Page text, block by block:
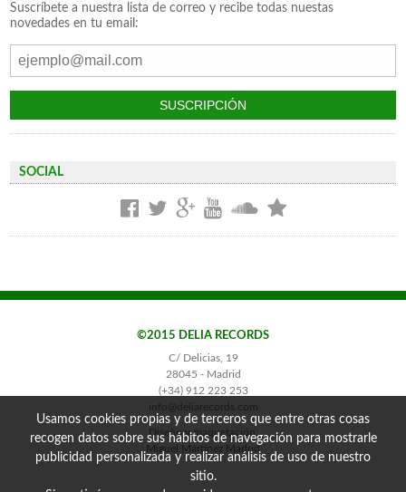
Suscríbete a nuestra lista de correo y recibe todas nuestas
novedades en tu email:
SOCIAL
©2015 DELIA RECORDS
C/ Delicias, 19
28045 - Madrid
(+34) 912 223 253
info@deliarecords.com
Diseño y maquetación:
Miguel Martínez Madrid
Usamos cookies propias y de terceros que entre otras cosas
recogen datos sobre sus hábitos de navegación para mostrarle
publicidad personalizada y realizar análisis de uso de nuestro
sitio.